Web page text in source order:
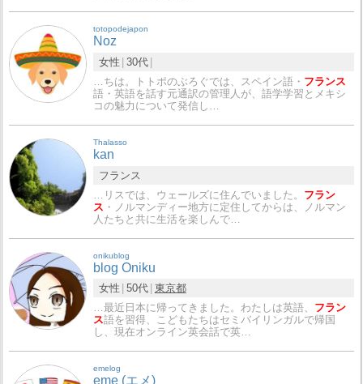
totopodejapon
Noz
女性 30代
…ちは。トトポのぶろぐでは、スペイン語・ フランス
語・英語を話す元通訳の管理人が、語学学習とメキシ
コの魅力について発信し…
Thalasso
kan
フランス
…リスでは、ウェールズに住んでいました。 フラン
ス ・ノルマンディー地方に定住してからは、ノルマン
人たちと共に生活を楽しんで…
onikublog
blog Oniku
女性 50代 東京都
…最近日本に帰ってきました。わたしは英語、 フラン
ス語を習得、こどもたちはセミバイリンガルで帰国
し、現在オンライン英会話で英…
emelog
eme (エメ)